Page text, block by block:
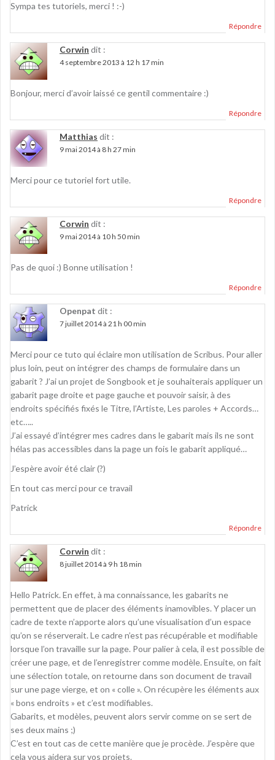
Sympa tes tutoriels, merci ! :-)
Répondre
Corwin dit :
4 septembre 2013 à 12 h 17 min
Bonjour, merci d’avoir laissé ce gentil commentaire :)
Répondre
Matthias dit :
9 mai 2014 à 8 h 27 min
Merci pour ce tutoriel fort utile.
Répondre
Corwin dit :
9 mai 2014 à 10 h 50 min
Pas de quoi :) Bonne utilisation !
Répondre
Openpat dit :
7 juillet 2014 à 21 h 00 min
Merci pour ce tuto qui éclaire mon utilisation de Scribus. Pour aller
plus loin, peut on intégrer des champs de formulaire dans un
gabarit ? J’ai un projet de Songbook et je souhaiterais appliquer un
gabarit page droite et page gauche et pouvoir saisir, à des
endroits spécifiés fixés le Titre, l’Artiste, Les paroles + Accords…
etc…..
J’ai essayé d’intégrer mes cadres dans le gabarit mais ils ne sont
hélas pas accessibles dans la page un fois le gabarit appliqué…
J’espère avoir été clair (?)
En tout cas merci pour ce travail
Patrick
Répondre
Corwin dit :
8 juillet 2014 à 9 h 18 min
Hello Patrick. En effet, à ma connaissance, les gabarits ne
permettent que de placer des éléments inamovibles. Y placer un
cadre de texte n’apporte alors qu’une visualisation d’un espace
qu’on se réserverait. Le cadre n’est pas récupérable et modifiable
lorsque l’on travaille sur la page. Pour palier à cela, il est possible de
créer une page, et de l’enregistrer comme modèle. Ensuite, on fait
une sélection totale, on retourne dans son document de travail
sur une page vierge, et on « colle ». On récupère les éléments aux
« bons endroits » et c’est modifiables.
Gabarits, et modèles, peuvent alors servir comme on se sert de
ses deux mains ;)
C’est en tout cas de cette manière que je procède. J’espère que
cela vous aidera sur vos projets.